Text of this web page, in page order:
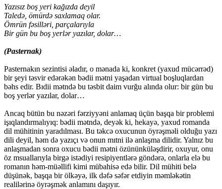
Yazısız boş yeri kağızda deyil
Taledə, ömürdə saxlamaq olar.
Ömrün fəsilləri, parçalarıyla
Bir gün bu boş yerlər yazılar, dolar…
(Pasternak)
Pasternakın sezintisi əladır, o mənada ki, konkret (yaxud mücərrəd)
bir şeyi təsvir edərəkən bədii mətni yaşadan virtual boşluqlardan
bəhs edir. Bıdii mətndə bu təsbit daim vurğu alında olur: bir gün bu
boş yerlər yazılar, dolar…
Ancaq bütün bu nəzəri fərziyyəni anlamaq üçün başqa bir problemi
işıqlandırmalıyıq: bədii mətndə, deyək ki, hekayə, yaxud romanda
dil mühitinin yaradılması. Bu təkcə oxucunun öyrəşməli olduğu yazı
dili deyil, həm də yazıçı və onun mıtni ilə anlaşma dilidir. Yalnız bu
anlaşmadan sonra oxucu bədii mətni özününküləşdirir, oxuyur, onu
öz msuallarıyla birgə istədiyi resipiyentlərə göndərə, onlarla elə bu
romanın həm-müəllifi kimi mübahisə edə bilir. Dil mühiti belə
düşünək, başqa bir ölkəyə, ilk dəfə səfər etdiyin məmləkətin
realilərinə öyrəşmək anlamını daşıyır.